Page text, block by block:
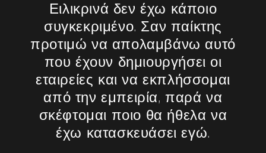
Ειλικρινά δεν έχω κάποιο
συγκεκριμένο. Σαν παίκτης
προτιμώ να απολαμβάνω αυτό
που έχουν δημιουργήσει οι
εταιρείες και να εκπλήσσομαι
από την εμπειρία, παρά να
σκέφτομαι ποιο θα ήθελα να
έχω κατασκευάσει εγώ.